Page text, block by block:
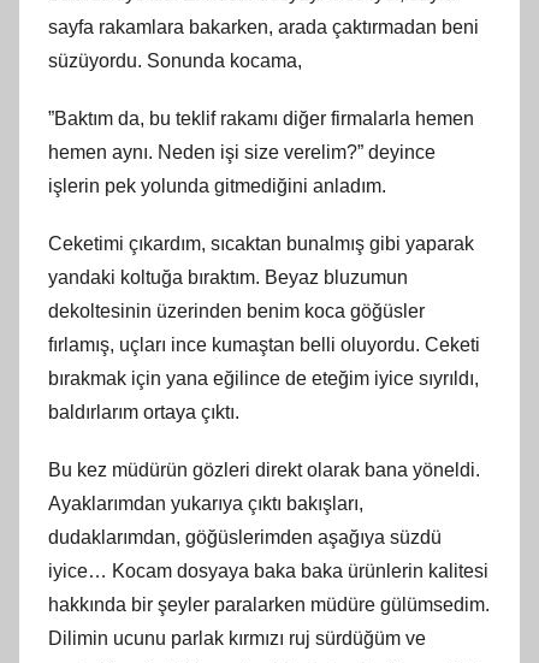
sayfa rakamlara bakarken, arada çaktırmadan beni
süzüyordu. Sonunda kocama,
”Baktım da, bu teklif rakamı diğer firmalarla hemen
hemen aynı. Neden işi size verelim?” deyince
işlerin pek yolunda gitmediğini anladım.
Ceketimi çıkardım, sıcaktan bunalmış gibi yaparak
yandaki koltuğa bıraktım. Beyaz bluzumun
dekoltesinin üzerinden benim koca göğüsler
fırlamış, uçları ince kumaştan belli oluyordu. Ceketi
bırakmak için yana eğilince de eteğim iyice sıyrıldı,
baldırlarım ortaya çıktı.
Bu kez müdürün gözleri direkt olarak bana yöneldi.
Ayaklarımdan yukarıya çıktı bakışları,
dudaklarımdan, göğüslerimden aşağıya süzdü
iyice… Kocam dosyaya baka baka ürünlerin kalitesi
hakkında bir şeyler paralarken müdüre gülümsedim.
Dilimin ucunu parlak kırmızı ruj sürdüğüm ve